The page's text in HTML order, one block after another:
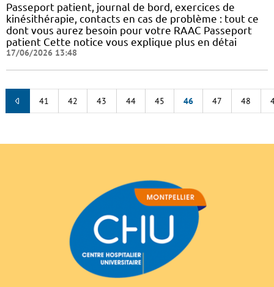
Passeport patient, journal de bord, exercices de
kinésithérapie, contacts en cas de problème : tout ce
dont vous aurez besoin pour votre RAAC Passeport
patient Cette notice vous explique plus en détai
17/06/2026 13:48
41 42 43 44 45 46 47 48